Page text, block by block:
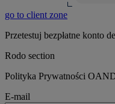
go to client zone
Przetestuj bezpłatne konto
Rodo section
Polityka Prywatności
E-mail